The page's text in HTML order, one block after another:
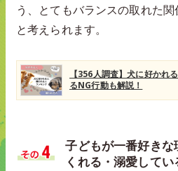
う、とてもバランスの取れた
と考えられます。
【356人調査】犬に好かれ
るNG行動も解説！
子どもが一番好き
くれる・溺愛してい